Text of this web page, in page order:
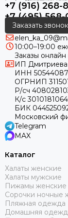
+7 (916) 268-
+7 (495) 568-
Заказать звонок
10:00–19:00
Заказы
ИП Дмитриева
ИНН
ОГРНИП
Р/сч
К/с
БИК
Московский
Telegram
MAX
Каталог
Халаты женские
Халаты мужские
Пижамы женские
Сорочки ночные
Пляжная одежда
Домашняя